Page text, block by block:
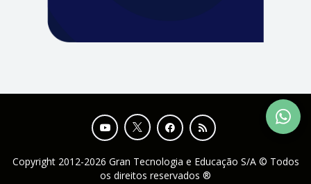
Copyright 2012-2026 Gran Tecnologia e Educação S/A © Todos
os direitos reservados ®